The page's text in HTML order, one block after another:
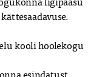
kooli hoolekogu
esindatust.